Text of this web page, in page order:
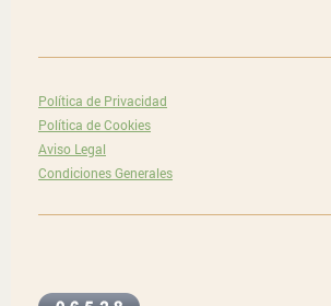
Política de Privacidad
Política de Cookies
Aviso Legal
Condiciones Generales